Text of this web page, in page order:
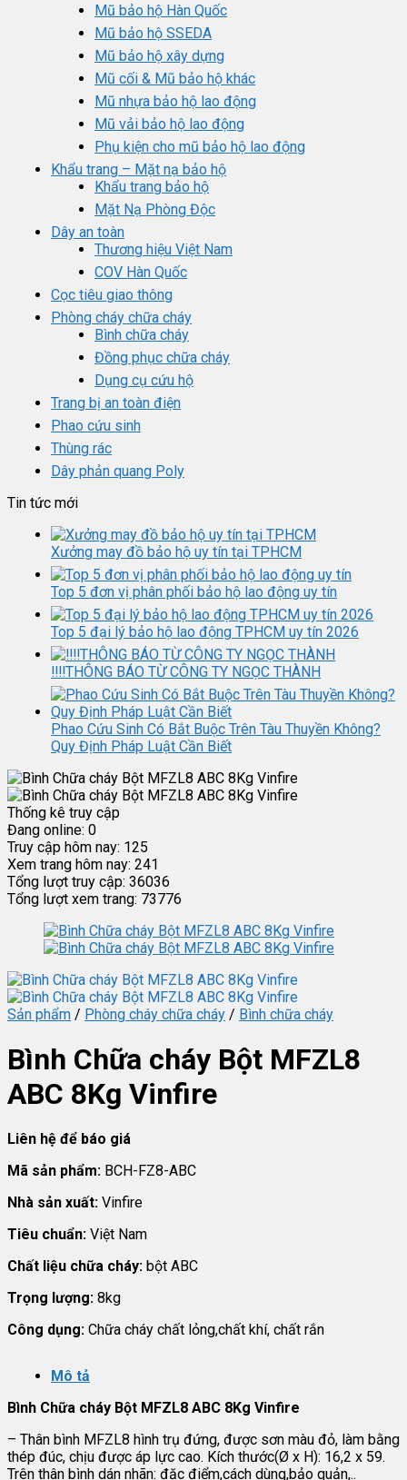
Mũ bảo hộ Hàn Quốc
Mũ bảo hộ SSEDA
Mũ bảo hộ xây dựng
Mũ cối & Mũ bảo hộ khác
Mũ nhựa bảo hộ lao động
Mũ vải bảo hộ lao động
Phụ kiện cho mũ bảo hộ lao động
Khẩu trang – Mặt nạ bảo hộ
Khẩu trang bảo hộ
Mặt Nạ Phòng Độc
Dây an toàn
Thương hiệu Việt Nam
COV Hàn Quốc
Cọc tiêu giao thông
Phòng cháy chữa cháy
Bình chữa cháy
Đồng phục chữa cháy
Dụng cụ cứu hộ
Trang bị an toàn điện
Phao cứu sinh
Thùng rác
Dây phản quang Poly
Tin tức mới
Xưởng may đồ bảo hộ uy tín tại TPHCM
Top 5 đơn vị phân phối bảo hộ lao động uy tín
Top 5 đại lý bảo hộ lao động TPHCM uy tín 2026
‼️‼️THÔNG BÁO TỪ CÔNG TY NGỌC THÀNH
Phao Cứu Sinh Có Bắt Buộc Trên Tàu Thuyền Không?
Quy Định Pháp Luật Cần Biết
Thống kê truy cập
Đang online: 0
Truy cập hôm nay: 125
Xem trang hôm nay: 241
Tổng lượt truy cập: 36036
Tổng lượt xem trang: 73776
Sản phẩm / Phòng cháy chữa cháy / Bình chữa cháy
Bình Chữa cháy Bột MFZL8
ABC 8Kg Vinfire
Liên hệ để báo giá
Mã sản phẩm: BCH-FZ8-ABC
Nhà sản xuất: Vinfire
Tiêu chuẩn: Việt Nam
Chất liệu chữa cháy: bột ABC
Trọng lượng: 8kg
Công dụng: Chữa cháy chất lỏng,chất khí, chất rắn
Mô tả
Bình Chữa cháy Bột MFZL8 ABC 8Kg Vinfire
– Thân bình MFZL8 hình trụ đứng, được sơn màu đỏ, làm bằng
thép đúc, chịu được áp lực cao. Kích thước(Ø x H): 16,2 x 59.
Trên thân bình dán nhãn: đặc điểm,cách dùng,bảo quản,..